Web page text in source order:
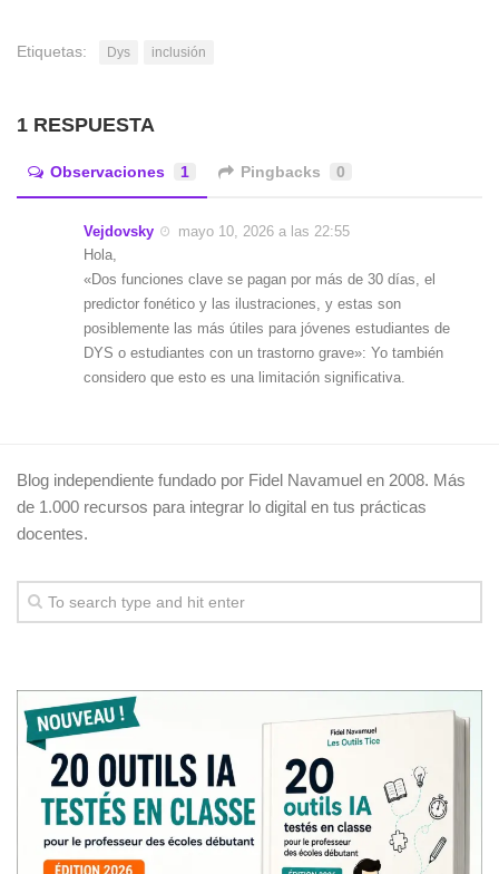
Etiquetas: Dys inclusión
1 RESPUESTA
Observaciones 1 Pingbacks 0
Vejdovsky
mayo 10, 2026 a las 22:55
Hola,
«Dos funciones clave se pagan por más de 30 días, el
predictor fonético y las ilustraciones, y estas son
posiblemente las más útiles para jóvenes estudiantes de
DYS o estudiantes con un trastorno grave»: Yo también
considero que esto es una limitación significativa.
Blog independiente fundado por Fidel Navamuel en 2008. Más
de 1.000 recursos para integrar lo digital en tus prácticas
docentes.